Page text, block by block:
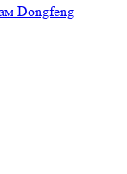
Dongfeng